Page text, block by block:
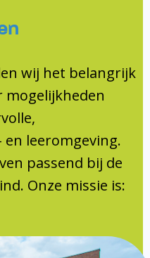
wij het belangrijk
mogelijkheden
leeromgeving.
passend bij de
Onze missie is: